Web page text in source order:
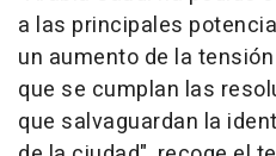
a las principales
un aumento de la
que se cumplan las
que salvaguardan la